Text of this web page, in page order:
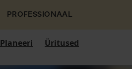
PROFESSIONAAL
Planeeri Üritused